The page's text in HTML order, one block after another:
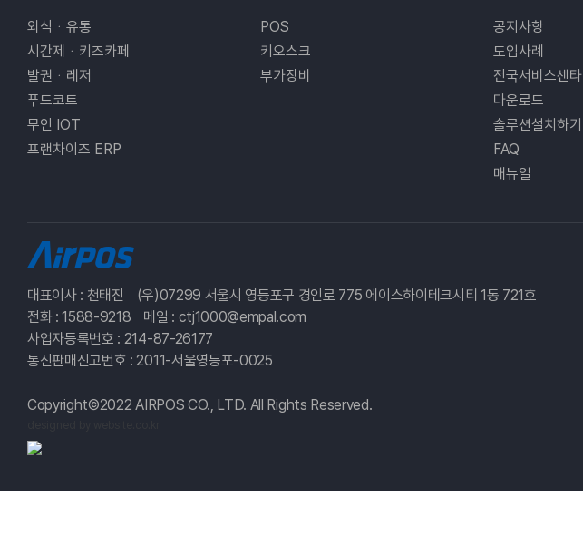
외식ᆞ유통
시간제ᆞ키즈카페
발권ᆞ레저
푸드코트
무인 IOT
프랜차이즈 ERP
POS
키오스크
부가장비
공지사항
도입사례
전국서비스센타
다운로드
솔루션설치하기
FAQ
매뉴얼
대표이사 : 천태진
(우)07299 서울시 영등포구 경인로 775 에이스하이테크시티 1동 721호
전화 : 1588-9218
메일 : ctj1000@empal.com
사업자등록번호 : 214-87-26177
통신판매신고번호 : 2011-서울영등포-0025
Copyright©2022 AIRPOS CO., LTD. All Rights Reserved.